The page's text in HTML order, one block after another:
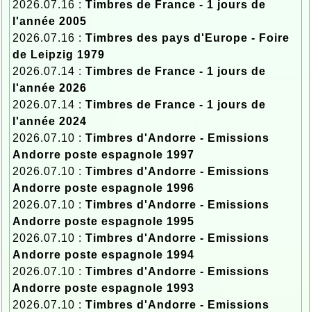
2026.07.16 : Timbres de France - 1 jours de
l'année 2005
2026.07.16 : Timbres des pays d'Europe - Foire
de Leipzig 1979
2026.07.14 : Timbres de France - 1 jours de
l'année 2026
2026.07.14 : Timbres de France - 1 jours de
l'année 2024
2026.07.10 : Timbres d'Andorre - Emissions
Andorre poste espagnole 1997
2026.07.10 : Timbres d'Andorre - Emissions
Andorre poste espagnole 1996
2026.07.10 : Timbres d'Andorre - Emissions
Andorre poste espagnole 1995
2026.07.10 : Timbres d'Andorre - Emissions
Andorre poste espagnole 1994
2026.07.10 : Timbres d'Andorre - Emissions
Andorre poste espagnole 1993
2026.07.10 : Timbres d'Andorre - Emissions